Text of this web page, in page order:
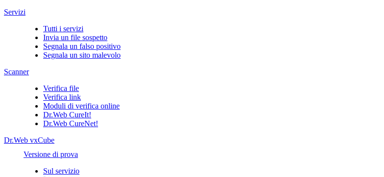
Servizi
Tutti i servizi
Invia un file sospetto
Segnala un falso positivo
Segnala un sito malevolo
Scanner
Verifica file
Verifica link
Moduli di verifica online
Dr.Web CureIt!
Dr.Web CureNet!
Dr.Web vxCube
Versione di prova
Sul servizio